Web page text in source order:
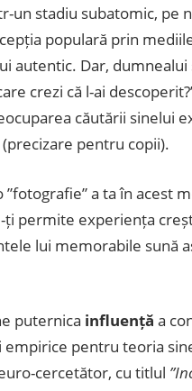
un stadiu subatomic, pe
populară prin
autentic. Dar, dumnealui
crezi că l-ai
căutării sinelui
(precizare pentru copii).
a ta în acest
permite experiența
lui memorabile sună
puternica influență a
pentru teoria
cercetător, cu titlul